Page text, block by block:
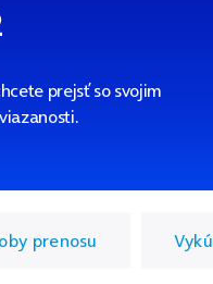
prejsť so svojim
prenosu